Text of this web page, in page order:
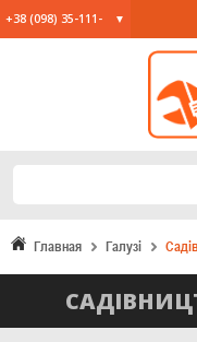
+38 (098) 35-111-
Главная Галузі